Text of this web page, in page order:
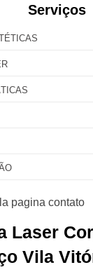
Serviços
Laser
Vila